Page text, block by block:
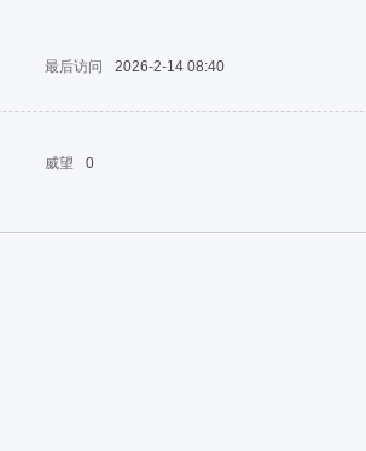
最后访问 2026-2-14 08:40
威望 0